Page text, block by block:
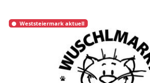
Weststeiermark aktuell